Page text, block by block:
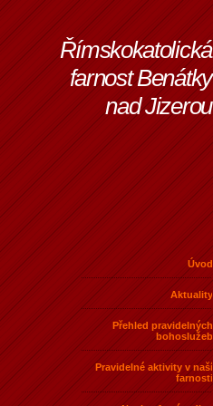
Římskokatolická
farnost Benátky
nad Jizerou
Úvod
Aktuality
Přehled pravidelných
bohoslužeb
Pravidelné aktivity v naší
farnosti